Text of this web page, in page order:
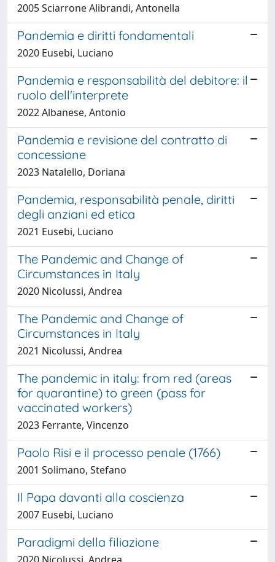
2005 Sciarrone Alibrandi, Antonella
Pandemia e diritti fondamentali
2020 Eusebi, Luciano
Pandemia e responsabilità del debitore: il
ruolo dell'interprete
2022 Albanese, Antonio
Pandemia e revisione del contratto di
concessione
2023 Natalello, Doriana
Pandemia, responsabilità penale, diritti
degli anziani ed etica
2021 Eusebi, Luciano
The Pandemic and Change of
Circumstances in Italy
2020 Nicolussi, Andrea
The Pandemic and Change of
Circumstances in Italy
2021 Nicolussi, Andrea
The pandemic in italy: from red (areas
for quarantine) to green (pass for
vaccinated workers)
2023 Ferrante, Vincenzo
Paolo Risi e il processo penale (1766)
2001 Solimano, Stefano
Il Papa davanti alla coscienza
2007 Eusebi, Luciano
Paradigmi della filiazione
2020 Nicolussi, Andrea